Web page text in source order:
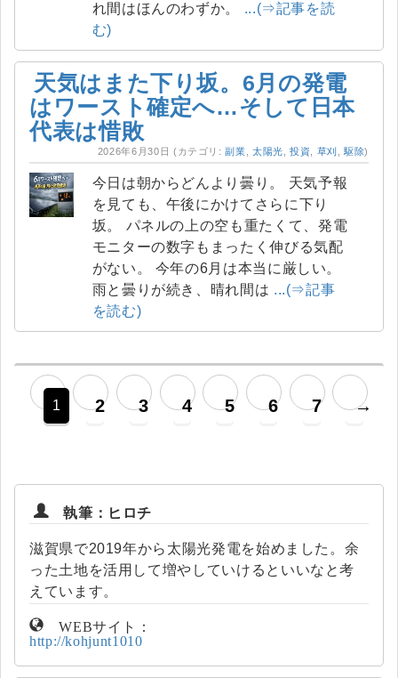
れ間はほんのわずか。 ...(⇒記事を読
む)
天気はまた下り坂。6月の発電
はワースト確定へ…そして日本
代表は惜敗
2026年6月30日 (カテゴリ:副業 太陽光 ,投資 草刈 ,駆除)
今日は朝からどんより曇り。 天気予報
を見ても、午後にかけてさらに下り
坂。 パネルの上の空も重たくて、発電
モニターの数字もまったく伸びる気配
がない。 今年の6月は本当に厳しい。
雨と曇りが続き、晴れ間は ...(⇒記事
を読む)
1 2 3 4 5 6 7 →
執筆：ヒロチ
滋賀県で2019年から太陽光発電を始めました。余
った土地を活用して増やしていけるといいなと考
えています。
WEBサイト：
http://kohjunt1010